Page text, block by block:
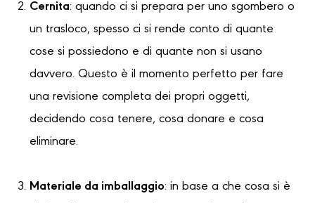
Cernita: quando ci si prepara per uno sgombero o
un trasloco, spesso ci si rende conto di quante
cose si possiedono e di quante non si usano
davvero. Questo è il momento perfetto per fare
una revisione completa dei propri oggetti,
decidendo cosa tenere, cosa donare e cosa
eliminare.
Materiale da imballaggio: in base a che cosa si è